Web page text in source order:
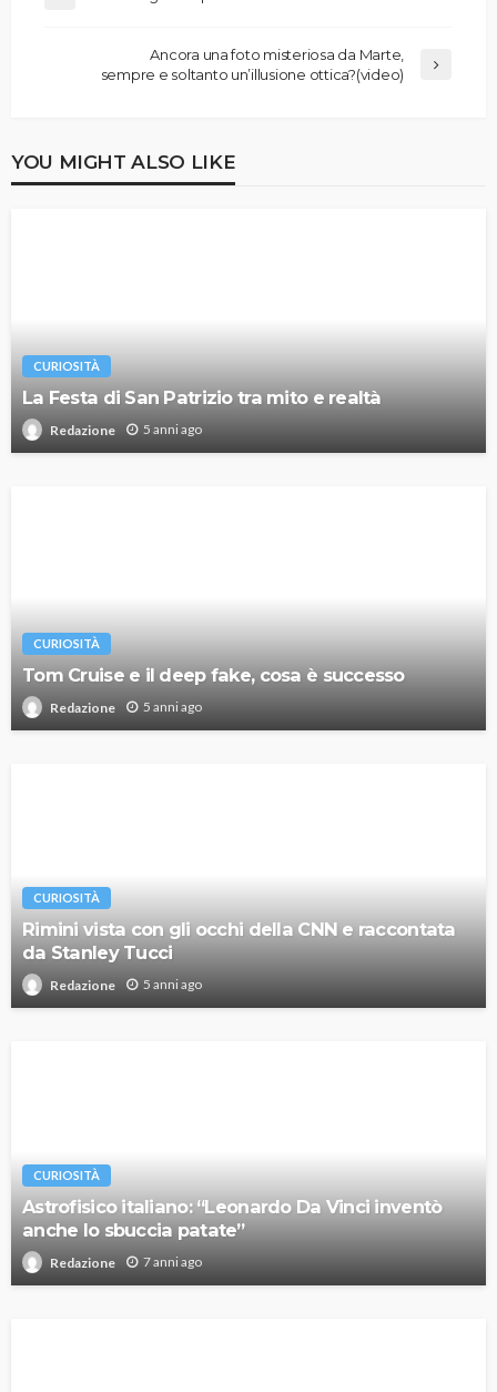
Ancora una foto misteriosa da Marte,
sempre e soltanto un’illusione ottica?(video)
YOU MIGHT ALSO LIKE
CURIOSITÀ
La Festa di San Patrizio tra mito e realtà
Redazione 5 anni ago
CURIOSITÀ
Tom Cruise e il deep fake, cosa è successo
Redazione 5 anni ago
CURIOSITÀ
Rimini vista con gli occhi della CNN e raccontata
da Stanley Tucci
Redazione 5 anni ago
CURIOSITÀ
Astrofisico italiano: “Leonardo Da Vinci inventò
anche lo sbuccia patate”
Redazione 7 anni ago